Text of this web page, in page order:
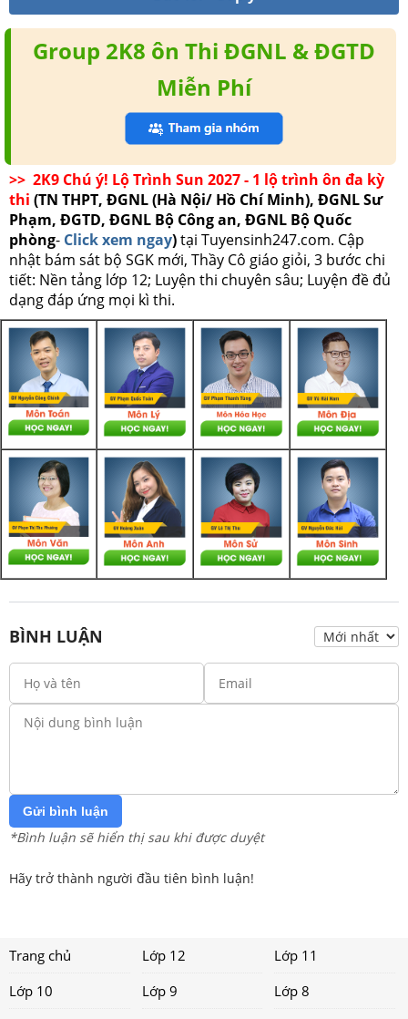
Group 2K8 ôn Thi ĐGNL & ĐGTD
Miễn Phí
>> 2K9 Chú ý! Lộ Trình Sun 2027 - 1 lộ trình ôn đa kỳ
thi (TN THPT, ĐGNL (Hà Nội/ Hồ Chí Minh), ĐGNL Sư
Phạm, ĐGTD, ĐGNL Bộ Công an, ĐGNL Bộ Quốc
phòng- Click xem ngay)tại Tuyensinh247.com. Cập
nhật bám sát bộ SGK mới, Thầy Cô giáo giỏi, 3 bước chi
tiết: Nền tảng lớp 12; Luyện thi chuyên sâu; Luyện đề đủ
dạng đáp ứng mọi kì thi.
BÌNH LUẬN
Gửi bình luận
*Bình luận sẽ hiển thị sau khi được duyệt
Hãy trở thành người đầu tiên bình luận!
Trang chủ Lớp 12
Lớp 11
Lớp 10
Lớp 9
Lớp 8